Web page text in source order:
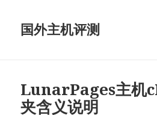
国外主机评测
LunarPages主机
夹含义说明